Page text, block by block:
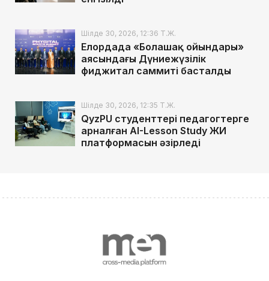
Шілде 30, 2026, 12:36 Т.Ж.
Елордада «Болашақ ойындары»
аясындағы Дүниежүзілік
фиджитал саммиті басталды
Шілде 30, 2026, 12:35 Т.Ж.
QyzPU студенттері педагогтерге
арналған AI-Lesson Study ЖИ
платформасын әзірледі